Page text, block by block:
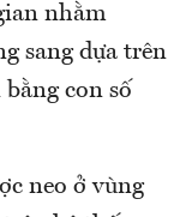
nhằm
sang dựa trên
con số
neo ở vùng